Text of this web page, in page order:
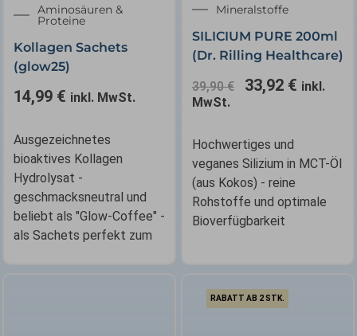
Aminosäuren &
Proteine
Kollagen Sachets
(glow25)
14,99 € inkl. MwSt.
Ausgezeichnetes
bioaktives Kollagen
Hydrolysat -
geschmacksneutral und
beliebt als "Glow-Coffee" -
als Sachets perfekt zum
Mineralstoffe
SILICIUM PURE 200ml
(Dr. Rilling Healthcare)
39,90€
Ursprünglicher
Preis
war:
39,90 €
33,92 €
Preis
ist:
33,92 €.
inkl.
MwSt.
Hochwertiges und
veganes Silizium in MCT-Öl
(aus Kokos) - reine
Rohstoffe und optimale
Bioverfügbarkeit
RABATT AB 2 STK.